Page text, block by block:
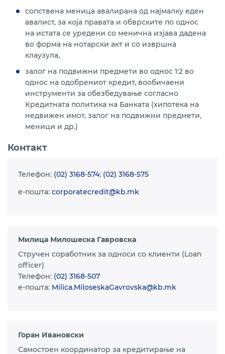
сопствена меница авалирана од најмалку еден
авалист, за која правата и обврските по однос
на истата се уредени со менична изјава дадена
во форма на нотарски акт и со извршна
клаузула,
залог на подвижни предмети во однос 1:2 во
однос на одобрениот кредит, вообичаени
инструменти за обезбедување согласно
Кредитната политика на Банката (хипотека на
недвижен имот, залог на подвижни предмети,
меници и др.)
Контакт
Телефон: (02) 3168-574; (02) 3168-575
e-пошта: corporatecredit@kb.mk
Милица Милошеска Гавровска
Стручен соработник за односи со клиенти (Loan
оfficer)
Телефон: (02) 3168-507
e-пошта: Milica.MiloseskaGavrovska@kb.mk
Горан Ивановски
Самостоен координатор за кредитирање на